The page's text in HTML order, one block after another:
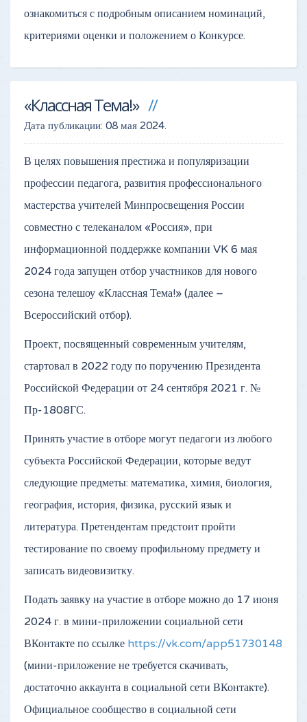
ознакомиться с подробным описанием номинаций,
критериями оценки и положением о Конкурсе.
«Классная Тема!»
Дата публикации: 08 мая 2024.
В целях повышения престижа и популяризации
профессии педагога, развития профессионального
мастерства учителей Минпросвещения России
совместно с телеканалом «Россия», при
информационной поддержке компании VK 6 мая
2024 года запущен отбор участников для нового
сезона телешоу «Классная Тема!» (далее –
Всероссийский отбор).
Проект, посвященный современным учителям,
стартовал в 2022 году по поручению Президента
Российской Федерации от 24 сентября 2021 г. №
Пр-1808ГС.
Принять участие в отборе могут педагоги из любого
субъекта Российской Федерации, которые ведут
следующие предметы: математика, химия, биология,
география, история, физика, русский язык и
литература. Претендентам предстоит пройти
тестирование по своему профильному предмету и
записать видеовизитку.
Подать заявку на участие в отборе можно до 17 июня
2024 г. в мини-приложении социальной сети
ВКонтакте по ссылке https://vk.com/app51730148
(мини-приложение не требуется скачивать,
достаточно аккаунта в социальной сети ВКонтакте).
Официальное сообщество в социальной сети